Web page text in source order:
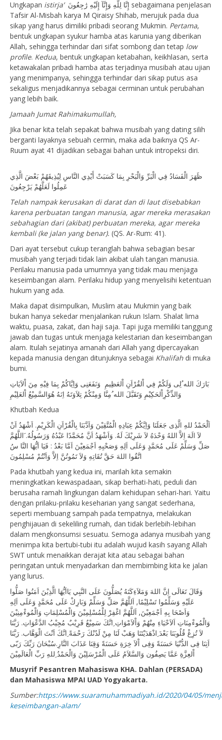
Ungkapan istirja’إِنَّا لِلَّهِ وَإِنَّآ إِلَيْهِ رَٰجِعُونَ sebagaimana penjelasan
Tafsir Al-Misbah karya M Qiraisy Shihab, merujuk pada dua
sikap yang harus dimiliki pribadi seorang Mukmin. Pertama,
bentuk ungkapan syukur hamba atas karunia yang diberikan
Allah, sehingga terhindar dari sifat sombong dan tetap low
profile. Kedua, bentuk ungkapan ketabahan, keikhlasan, serta
ketawakalan pribadi hamba atas terjadinya musibah atau ujian
yang menimpanya, sehingga terhindar dari sikap putus asa
sekaligus menjadikannya sebagai cerminan untuk perubahan
yang lebih baik.
Jamaah Jumat Rahimakumullah,
Jika benar kita telah sepakat bahwa musibah yang dating silih
berganti layaknya sebuah cermin, maka ada baiknya QS Ar-
Ruum ayat 41 dijadikan sebagai bahan untuk intropeksi diri.
ظَهَرَ الْفَسَادُ فِي الْبَرِّ وَالْبَحْرِ بِمَا كَسَبَتْ أَيْدِي النَّاسِ لِيُذِيقَهُمْ بَعْضَ الَّذِي
عَمِلُوا لَعَلَّهُمْ يَرْجِعُونَ
Telah nampak kerusakan di darat dan di laut disebabkan
karena perbuatan tangan manusia, agar mereka merasakan
sebahagian dari (akibat) perbuatan mereka, agar mereka
kembali (ke jalan yang benar). (QS. Ar-Rum: 41).
Dari ayat tersebut cukup teranglah bahwa sebagian besar
musibah yang terjadi tidak lain akibat ulah tangan manusia.
Perilaku manusia pada umumnya yang tidak mau menjaga
keseimbangan alam. Perilaku hidup yang menyelisihi ketentuan
hukum yang ada.
Maka dapat disimpulkan, Muslim atau Mukmin yang baik
bukan hanya sekedar menjalankan rukun Islam. Shalat lima
waktu, puasa, zakat, dan haji saja. Tapi juga memiliki tanggung
jawab dan tugas untuk menjaga kelestarian dan keseimbangan
alam. Itulah sejatinya amanah dari Allah yang dipercayakan
kepada manusia dengan ditunjuknya sebagai Khalifah di muka
bumi.
بَارَكَ الله ُلِى وَلَكُمْ فِي اْلقُرْاَنِ اْلعَظِيمِ وَنَفَعَنِى وَاِيَّاكُمْ بِمَا فِيْهِ مِنَ اْلاَيَاتِ
وَالذِّكْرِاْلحَكِيْمِ وَتَقَبَّلَ الله ُمِنَّا وَمِنْكُمْ تِلاَوَتَهُ اِنَهُ هُوَالسَّمِيْعُ اْلعَلِيْمِ
Khutbah Kedua
اَلْحَمْدُ للهِ الَّذِى جَعَلَنَا وَاِيَّكُمْ عِبَادِهِ الْمُتَّقِيْنَ وَاَدَّبَنَا بِالْقُرْاَنِ الْكَرِيْمِ. اَشْهَدُ اَنْ
لاَ الَهَ اِلاَّ اللهُ وَحْدَهُ لاَ شَرِيْكَ لَهُ. وَاَشْهَدُ اَنَّ مُحَمَّدًا عَبْدُهُ وَرَسُولُهُ. َاللَّهُمَّ
صَلِّ وَسَلِّمْ عَلَى مُحَمَّدٍ وَعَلَى اَلِهِ وَصَحْبِهِ اَجْمَعِيْنَ اَمَّا بَعْدُ : فَيَا اَيُّهَا النَّا سُ
اتَّقُوا اللهَ حَقَّ تُقَاتِهِ وَلاَ تَمُوتُنَّ اِلاَّ وَاَنْتُمْ مُسْلِمُونَ
Pada khutbah yang kedua ini, marilah kita semakin
meningkatkan kewaspadaan, sikap berhati-hati, peduli dan
berusaha ramah lingkungan dalam kehidupan sehari-hari. Yaitu
dengan prilaku-prilaku keseharian yang sangat sederhana,
seperti membuang sampah pada tempatnya, melakukan
penghijauan di sekeliling rumah, dan tidak berlebih-lebihan
dalam mengkonsumsi sesuatu. Semoga adanya musibah yang
menimpa kita bertubi-tubi itu adalah wujud kasih sayang Allah
SWT untuk menaikkan derajat kita atau sebagai bahan
peringatan untuk menyadarkan dan membimbing kita ke jalan
yang lurus.
وَقَالَ تَعَالَى اِنَّ اللهَ وَمَلاَءِكَتَهُ يُصَلُّونَ عَلَى النَّبِي يَااَيُّهَا الَّذِيْنَ اَمَنُوا صَلُّوا
عَلَيْهِ وَسَلِّمُوا تَسْلِيْمًا, اَللَّهُمَّ صَلِّ وَسَلِّمْ وَبَارِكْ عَلَى مُحَمَّدٍ وَعَلَى اَلِهِ
وَاَصْحَا بِهِ اَجْمَعِيْنَ, اَللَّهُمَّ اغْفِرْ لِلْمُسْلِمِيْنَ وَالْمُسْلِمَاتِ وَالْمُوءْمِنِيْنَ
وَالْمُوءْمِنَاتِ اَلاَحْيَاءِ مِنْهُمْ وَاْلاَمْوَاتِ ِانَّكَ سَمِيْعٌ قَرِيْبٌ مُجِيْبُ الدَّعْوَاتِ. رَبَّنَا
لاَ تُزِغْ قُلُوبَنَا بَعْدَ ِاذْهَدَيْتَنَا وَهَبْ لَنَا مِنْ لَدُنْكَ رَحْمَةً ِانَّكَ اَنْتَ الْوَهَّاب. رَبَّنَا
اَتِنَا فِى الدُّنْيَا حَسَنَةً وَفِى اْلاَ خِرَةِ حَسَنَةً وَقِنَا عَذَابَ النَّارِ.سُبْحَانَ رَبِّكَ رَبّى
Musyrif Pesantren Mahasiswa KHA. Dahlan (PERSADA)
dan Mahasiswa MPAI UAD Yogyakarta.
Sumber:https://www.suaramuhammadiyah.id/2020/04/05/
keseimbangan-alam/